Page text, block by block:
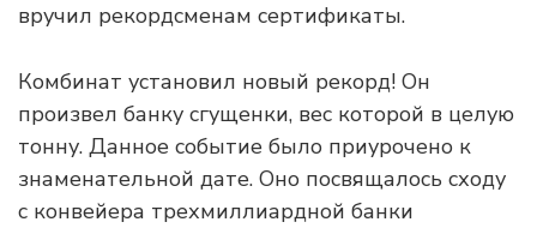
вручил рекордсменам сертификаты.
Комбинат установил новый рекорд! Он
произвел банку сгущенки, вес которой в целую
тонну. Данное событие было приурочено к
знаменательной дате. Оно посвящалось сходу
с конвейера трехмиллиардной банки